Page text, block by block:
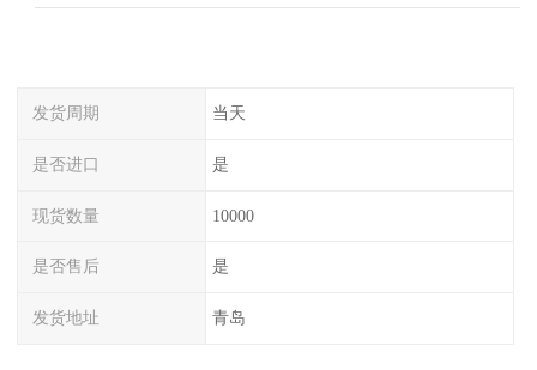
发货周期 当天
是否进口 是
现货数量 10000
是否售后 是
发货地址 青岛